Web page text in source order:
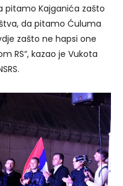
pitamo Kajganića zašto
da pitamo Ćuluma
zašto ne hapsi one
RS“, kazao je Vukota